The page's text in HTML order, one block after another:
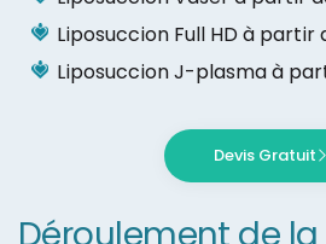
Liposuccion Full HD à partir
Liposuccion J-plasma à
Devis Gratuit